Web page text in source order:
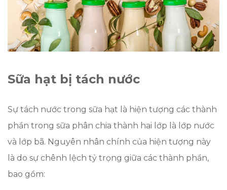
Sữa hạt bị tách nước
Sự tách nước trong sữa hạt là hiện tượng các thành
phần trong sữa phân chia thành hai lớp là lớp nước
và lớp bã. Nguyên nhân chính của hiện tượng này
là do sự chênh lệch tỷ trọng giữa các thành phần,
bao gồm: